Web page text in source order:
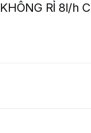
RỈ 8l/h